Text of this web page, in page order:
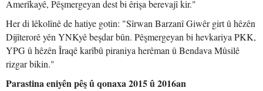
Amerîkayê, Pêşmergeyan dest bi êrişa berevajî kir."
Her di lêkolînê de hatiye gotin: "Sîrwan Barzanî Giwêr girt û hêzên
Dijîterorê yên YNKyê beşdar bûn. Pêşmergeyan bi hevkariya PKK,
YPG û hêzên Îraqê karîbû piraniya herêman û Bendava Mûsilê
rizgar bikin."
Parastina eniyên pêş û qonaxa 2015 û 2016an